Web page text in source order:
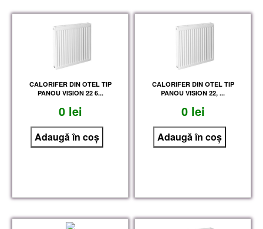
CALORIFER DIN OTEL TIP
PANOU VISION 22 6...
0 lei
CALORIFER DIN OTEL TIP
PANOU VISION 22, ...
0 lei